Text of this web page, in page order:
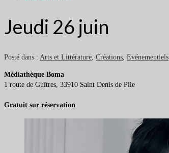
Jeudi 26 juin
Posté dans : Arts et Littérature, Créations, Evénementiels
Médiathèque Boma
1 route de Guîtres, 33910 Saint Denis de Pile
Gratuit sur réservation